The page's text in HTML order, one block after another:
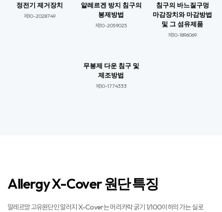
정전기 제거장치
제10-2028749​
알레르겐 방지 침구의
봉제방법
제10-2059025​​
침구의 바느질구멍
마감장치와 마감방법
및 그 섬유제품
제10-1896069​​
무봉제 다운 침구 및
제조방법
제10-1774333​​
Allergy X-Cover 원단 특징
알레르망 고유원단인 알러지 X-Cover는 머리카락 굵기 1/100이하의 가는 실로